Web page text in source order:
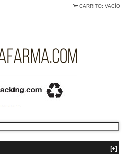
CARRITO: VACÍO
[+]